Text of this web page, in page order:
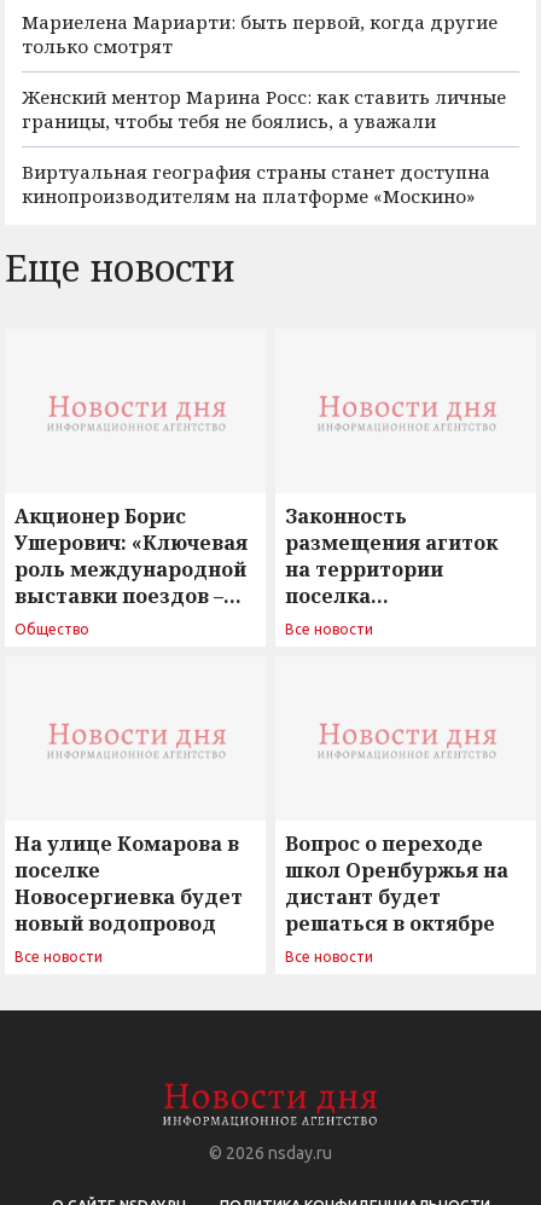
Мариелена Мариарти: быть первой, когда другие
только смотрят
Женский ментор Марина Росс: как ставить личные
границы, чтобы тебя не боялись, а уважали
Виртуальная география страны станет доступна
кинопроизводителям на платформе «Москино»
Еще новости
Акционер Борис
Ушерович: «Ключевая
роль международной
выставки поездов –
поиск ответов на
Общество
Законность
размещения агиток
на территории
поселка
Новосергиевка
Все новости
На улице Комарова в
поселке
Новосергиевка будет
новый водопровод
Все новости
Вопрос о переходе
школ Оренбуржья на
дистант будет
решаться в октябре
Все новости
© 2026 nsday.ru